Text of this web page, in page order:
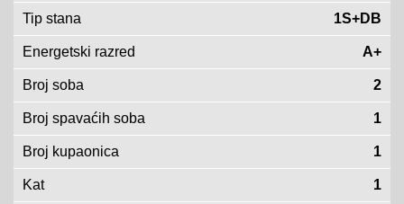
Tip stana 1S+DB
Energetski razred A+
Broj soba 2
Broj spavaćih soba 1
Broj kupaonica 1
Kat 1